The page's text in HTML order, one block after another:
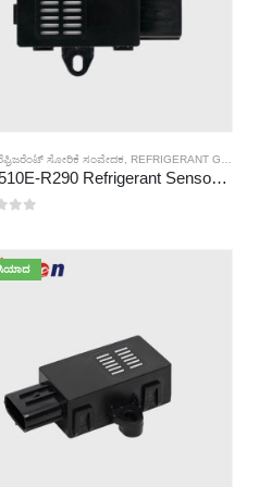
ಸೋರಿಕೆ ಸಂವೇದಕ REFRIGERANT GAS SENSOR
ZRT510E-R290 Refrigerant Sensor Module